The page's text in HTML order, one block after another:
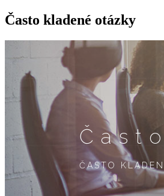
Často kladené otázky
ČASTO